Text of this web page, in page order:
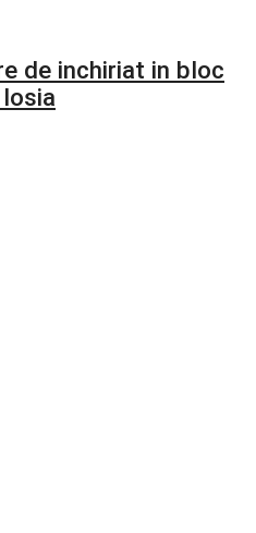
de inchiriat in bloc